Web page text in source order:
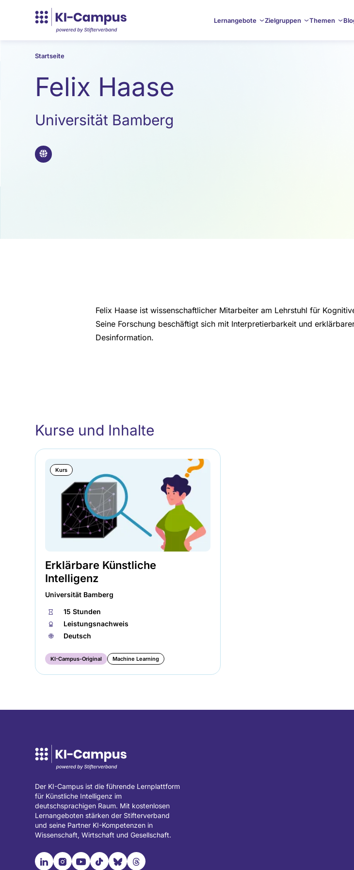
Lernangebote Zielgruppen Themen
Startseite
Felix Haase
Universität Bamberg
🌐
Felix Haase ist wissenschaftlicher Mitarbeiter am Lehrstuhl für
Seine Forschung beschäftigt sich mit Interpretierbarkeit und
Desinformation.
Kurse und Inhalte
Kurs
Erklärbare Künstliche
Intelligenz
Universität Bamberg
⏱
15 Stunden
🏅︎
Leistungsnachweis
🌐︎
Deutsch
KI-Campus-Original Machine Learning
Der KI-Campus ist die führende Lernplattform
für Künstliche Intelligenz im
deutschsprachigen Raum. Mit kostenlosen
Lernangeboten stärken der Stifterverband
und seine Partner KI-Kompetenzen in
Wissenschaft, Wirtschaft und Gesellschaft.

Besuche
📹︎
Besuche
📺︎
Besuche
🎵︎
Besuche
🦋︎
Besuche
🧵︎
Besuche